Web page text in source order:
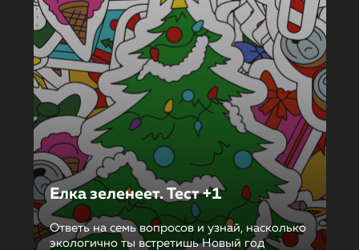
Елка зеленеет. Тест +1
Ответь на семь вопросов и узнай, насколько
экологично ты встретишь Новый год